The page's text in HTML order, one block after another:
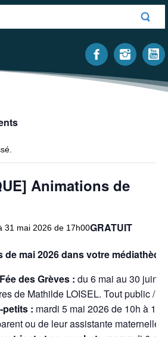
Animations de
31 mai 2026 de 17h00GRATUIT
de mai 2026 dans votre
des Grèves : du 6 mai au 30 juin
de Mathilde LOISEL. Tout public /
: mardi 5 mai 2026 de 10h à
ou de leur assistante maternelle.